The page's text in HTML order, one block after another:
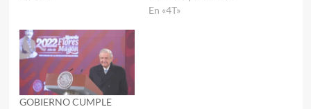
En «4T»
GOBIERNO CUMPLE